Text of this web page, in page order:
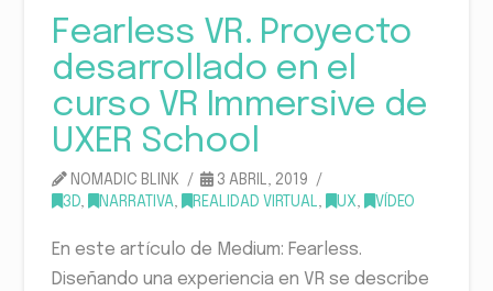
Fearless VR. Proyecto
desarrollado en el
curso VR Immersive de
UXER School
NOMADIC BLINK
3 ABRIL, 2019
3D, NARRATIVA, REALIDAD VIRTUAL, UX, VÍDEO
En este artículo de Medium: Fearless.
Diseñando una experiencia en VR se describe